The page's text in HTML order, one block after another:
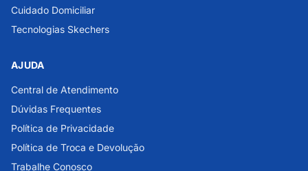
Cuidado Domiciliar
Tecnologias Skechers
AJUDA
Central de Atendimento
Dúvidas Frequentes
Política de Privacidade
Política de Troca e Devolução
Trabalhe Conosco